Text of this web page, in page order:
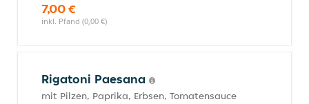
7,00 €
inkl. Pfand (0,00 €)
Rigatoni Paesana
mit Pilzen, Paprika, Erbsen, Tomatensauce